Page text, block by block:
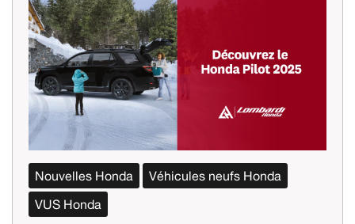
Nouvelles Honda
Véhicules neufs Honda
VUS Honda